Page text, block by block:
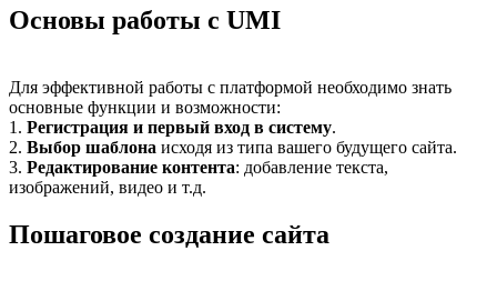
Основы работы с UMI
Для эффективной работы с платформой необходимо знать
основные функции и возможности:
1. Регистрация и первый вход в систему.
2. Выбор шаблона исходя из типа вашего будущего сайта.
3. Редактирование контента: добавление текста,
изображений, видео и т.д.
Пошаговое создание сайта